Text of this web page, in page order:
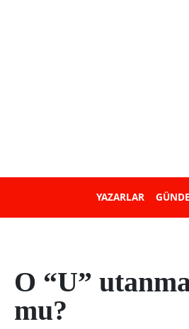
YAZARLAR
O “U”
mu?